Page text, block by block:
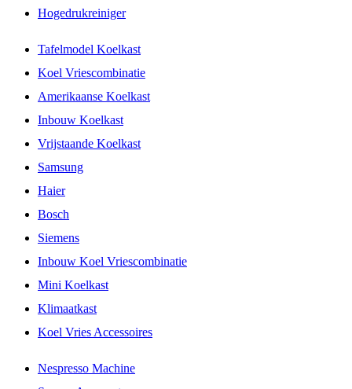
Hogedrukreiniger
Tafelmodel Koelkast
Koel Vriescombinatie
Amerikaanse Koelkast
Inbouw Koelkast
Vrijstaande Koelkast
Samsung
Haier
Bosch
Siemens
Inbouw Koel Vriescombinatie
Mini Koelkast
Klimaatkast
Koel Vries Accessoires
Nespresso Machine